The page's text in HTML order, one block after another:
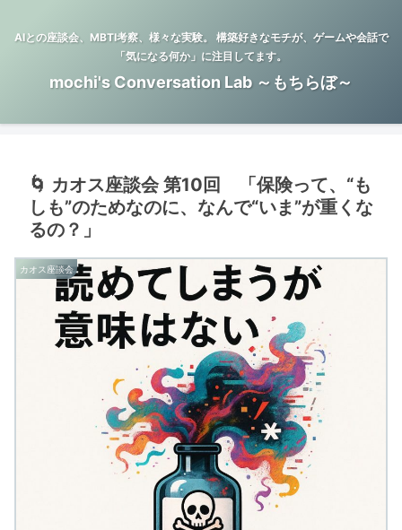
AIとの座談会、MBTI考察、様々な実験。 構築好きなモチが、ゲームや会話で
「気になる何か」に注目してます。
mochi's Conversation Lab ～もちらぼ～
🌀 カオス座談会 第10回 「保険って、“も
しも”のためなのに、なんで“いま”が重くな
るの？」
カオス座談会